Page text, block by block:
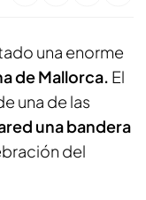
una enorme
de Mallorca. El
una de las
una bandera
del